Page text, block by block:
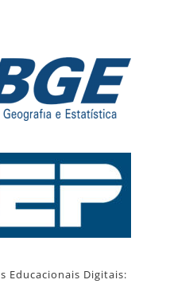
Educacionais Digitais: